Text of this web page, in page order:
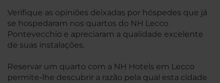
Verifique as opiniões deixadas por hóspedes que já
se hospedaram nos quartos do NH Lecco
Pontevecchio e apreciaram a qualidade excelente
de suas instalações.
Reservar um quarto com a NH Hotels em Lecco
permite-lhe descubrir a razão pela qual esta cidade